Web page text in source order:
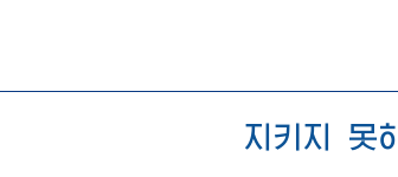
지키지 못